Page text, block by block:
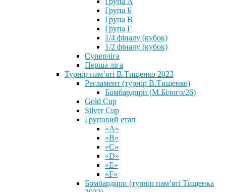
Група Б
Група В
Група Г
1/4 фіналу (кубок)
1/2 фіналу (кубок)
Суперліга
Перша ліга
Турнір пам’яті В.Тищенко 2023
Регламент (турнір В.Тищенко)
Бомбардири (М.Білого/26)
Gold Cup
Silver Cup
Груповий етап
«А»
«В»
«С»
«D»
«Е»
«F»
Бомбардири (турнір пам’яті Тищенка